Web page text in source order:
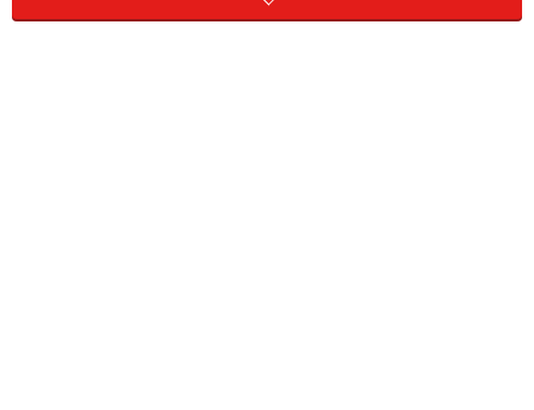
セクシーショー1 ズーマニティ